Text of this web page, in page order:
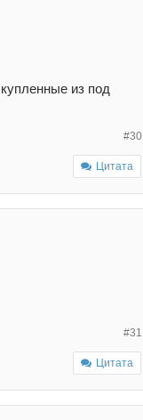
из под
#30
Цитата
#31
Цитата